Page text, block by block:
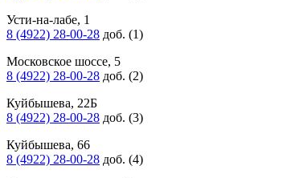
Усти-на-лабе, 1
8 (4922) 28-00-28 доб. (1)
Московское шоссе, 5
8 (4922) 28-00-28 доб. (2)
Куйбышева, 22Б
8 (4922) 28-00-28 доб. (3)
Куйбышева, 66
8 (4922) 28-00-28 доб. (4)